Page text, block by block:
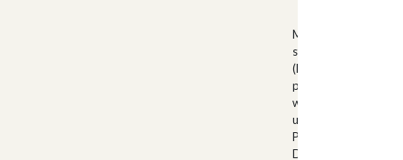
Muszkieterowie
stanowili elitarną
(Milizia Volontaria
pełniącą rolę
w latach 1923-
uroczystościach
Palazzo Venezia w
Duce.